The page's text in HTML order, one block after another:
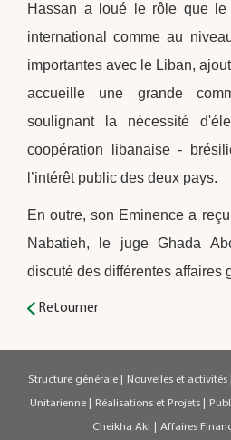
Hassan a loué le rôle que
international comme au
importantes avec le Liban,
accueille une grande
soulignant la nécessité
coopération libanaise -
l’intérêt public des deux pays.
En outre, son Eminence a
Nabatieh, le juge Ghada
discuté des différentes affaires
Retourner
Structure générale | Nouvelles et activités
Unitarienne | Réalisations et Projets |
Cheikha Akl | Affaires